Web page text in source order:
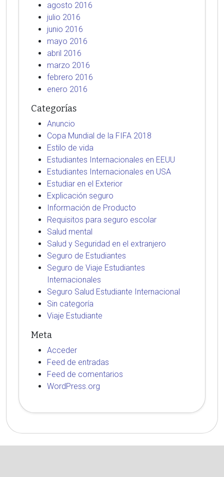
agosto 2016
julio 2016
junio 2016
mayo 2016
abril 2016
marzo 2016
febrero 2016
enero 2016
Categorías
Anuncio
Copa Mundial de la FIFA 2018
Estilo de vida
Estudiantes Internacionales en EEUU
Estudiantes Internacionales en USA
Estudiar en el Exterior
Explicación seguro
Información de Producto
Requisitos para seguro escolar
Salud mental
Salud y Seguridad en el extranjero
Seguro de Estudiantes
Seguro de Viaje Estudiantes
Internacionales
Seguro Salud Estudiante Internacional
Sin categoría
Viaje Estudiante
Meta
Acceder
Feed de entradas
Feed de comentarios
WordPress.org